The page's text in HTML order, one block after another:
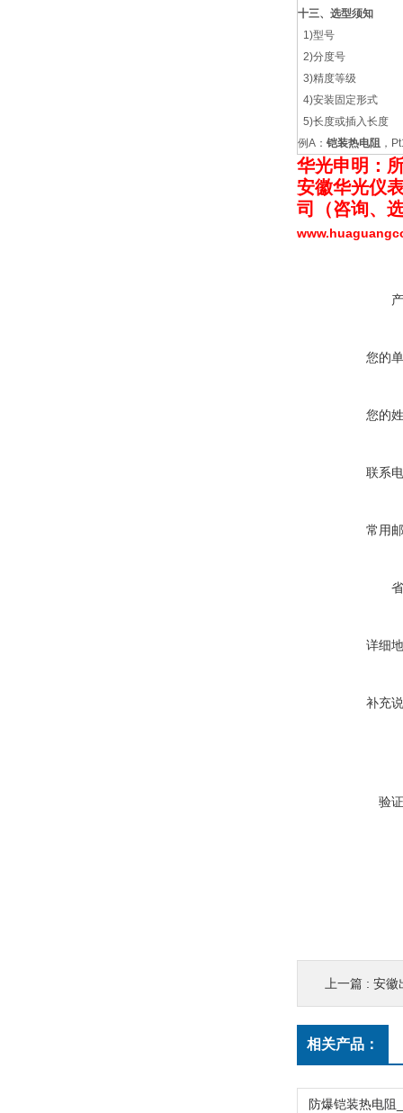
十三、选型须知
1)型号
2)分度号
3)精度等级
4)安装固定形式
5)长度或插入长度
例A： 铠装热电阻 ，
华光申明：
安徽华光仪
司（咨询、
您的
您的
联系
常用
详细
补充
验
上一篇 : 安徽出
相关产品：